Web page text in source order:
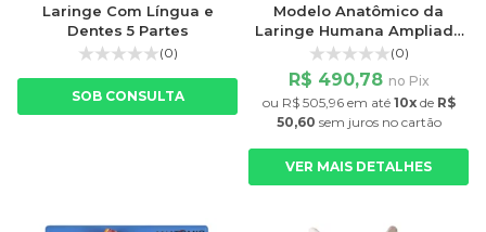
Laringe Com Língua e
Dentes 5 Partes
(0)
SOB CONSULTA
Modelo Anatômico da
Laringe Humana Ampliada
em 2 Partes
(0)
R$ 490,78 no Pix
ou R$ 505,96em até 10xde R$
50,60 sem jurosno cartão
VER MAIS DETALHES